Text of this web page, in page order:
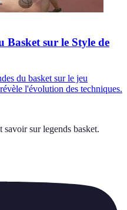
Basket sur le Style de
du basket sur le jeu
l'évolution des techniques.
savoir sur legends basket.